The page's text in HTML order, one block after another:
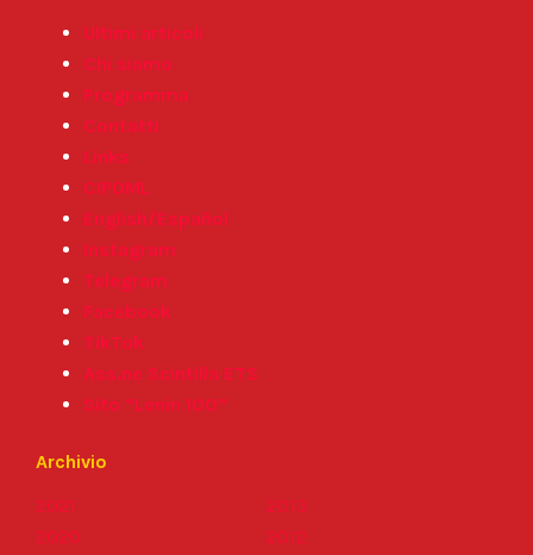
Ultimi articoli
Chi siamo
Programma
Contatti
Links
CIPOML
English/Español
Instagram
Telegram
Facebook
TikTok
Ass.ne Scintilla ETS
Sito “Lenin 100”
Archivio
2021
2020
2013
2012